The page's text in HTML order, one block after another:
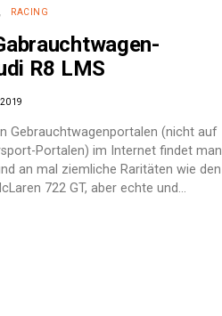
RACING
R8 LMS
Gebrauchtwagenportalen (nicht auf
Portalen) im Internet findet man
an mal ziemliche Raritäten wie den
722 GT, aber echte und…